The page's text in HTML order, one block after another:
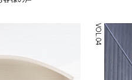
VOL.08